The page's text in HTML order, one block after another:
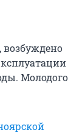
возбуждено
Молодого